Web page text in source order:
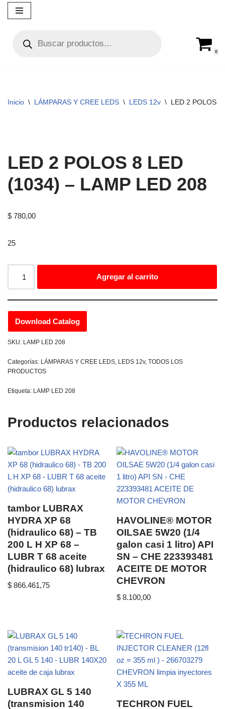
contenido
0
Inicio \ LÁMPARAS Y CREE LEDS \ LEDS 12v \ LED 2 POLOS
LED 2 POLOS 8 LED
(1034) – LAMP LED 208
$ 780,00
25
Agregar al carrito
Download Catalog
SKU: LAMP LED 208
Categorías: LÁMPARAS Y CREE LEDS, LEDS 12v, TODOS LOS
PRODUCTOS
Etiqueta: LAMP LED 208
Productos relacionados
tambor LUBRAX
HYDRA XP 68
(hidraulico 68) – TB
200 L H XP 68 –
LUBR T 68 aceite
(hidraulico 68) lubrax
$ 866.461,75
HAVOLINE® MOTOR
OILSAE 5W20 (1/4
galon casi 1 litro) API
SN – CHE 223393481
ACEITE DE MOTOR
CHEVRON
$ 8.100,00
LUBRAX GL 5 140
(transmision 140
TECHRON FUEL